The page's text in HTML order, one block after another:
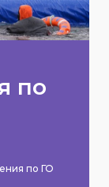
по
по ГО